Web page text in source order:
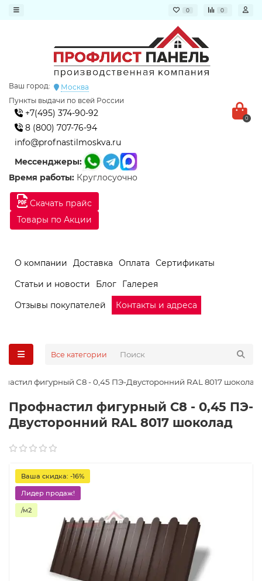
0 0
Скачать прайс
Товары по Акции
Ваш город:
Москва
Пункты выдачи по всей России
+7(495) 374-90-92
8 (800) 707-76-94
info@profnastilmoskva.ru
Мессенджеры:
Время работы: Круглосуочно
0
О компании Доставка Оплата
Сертификаты
Статьи и новости
Блог
Галерея
Отзывы покупателей
Контакты и адреса
Все категории
фигурный C8 - 0,45 ПЭ-Двусторонний RAL 8017 шоколад
Профнастил фигурный C8 - 0,45 ПЭ-
Двусторонний RAL 8017 шоколад
Ваша скидка: -16%
Лидер продаж!
/м2